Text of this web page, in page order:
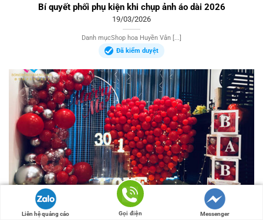
Bí quyết phối phụ kiện khi chụp ảnh áo dài 2026
19/03/2026
Danh mụcShop hoa Huyền Vân [...]
Đã kiểm duyệt
5/5 - (2 bình chọn)
Liên hệ quảng cáo Gọi điện Messenger